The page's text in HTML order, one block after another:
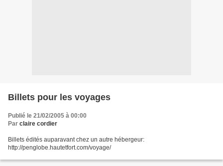
Billets pour les voyages
Publié le 21/02/2005 à 00:00
Par claire cordier
Billets édités auparavant chez un autre hébergeur:
http://penglobe.hautetfort.com/voyage/